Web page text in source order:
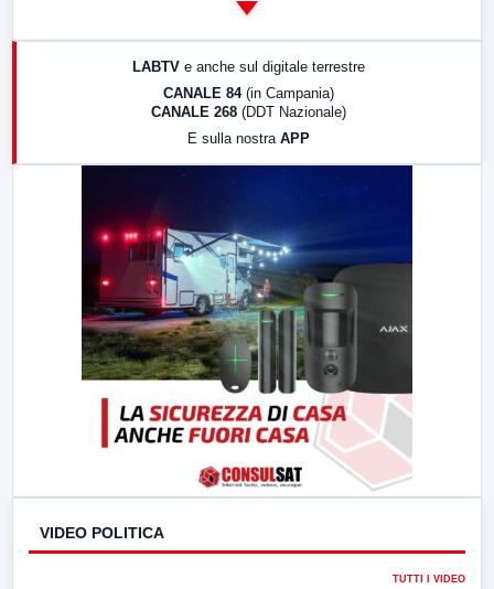
LABTV e anche sul digitale terrestre
CANALE 84 (in Campania)
CANALE 268 (DDT Nazionale)
E sulla nostra APP
VIDEO POLITICA
TUTTI I VIDEO